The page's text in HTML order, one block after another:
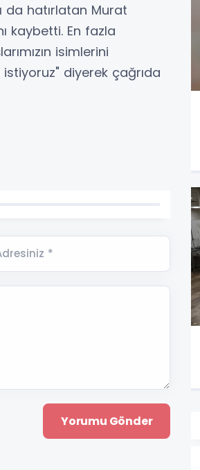
da hatırlatan Murat
kaybetti. En fazla
isimlerini
diyerek çağrıda
*